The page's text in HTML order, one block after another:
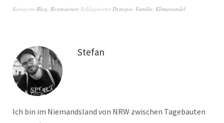
Kategorie Blog, Rezensionen SchlagwörterDystopie, Familie, Klimawandel
Stefan
Ich bin im Niemandsland von NRW zwischen Tagebauten